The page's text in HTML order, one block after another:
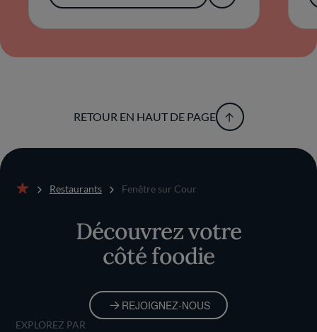
RETOUR EN HAUT DE PAGE
Restaurants Fenêtre sur Cour
Découvrez votre
côté foodie
REJOIGNEZ-NOUS
EXPLOREZ PAR